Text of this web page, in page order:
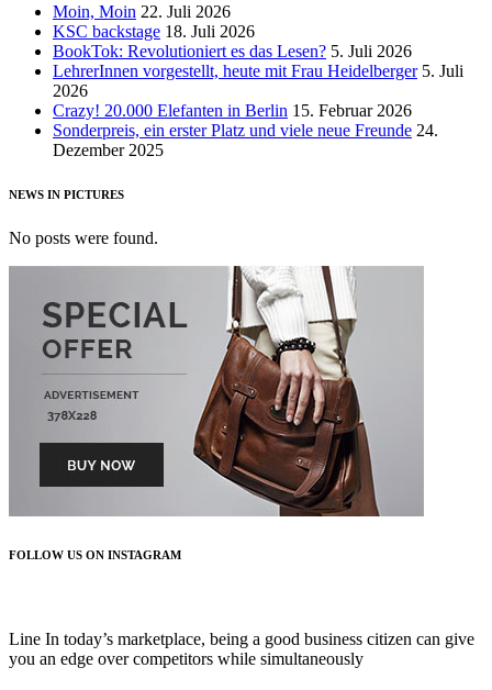
Moin, Moin 22. Juli 2026
KSC backstage 18. Juli 2026
BookTok: Revolutioniert es das Lesen? 5. Juli 2026
LehrerInnen vorgestellt, heute mit Frau Heidelberger 5. Juli
2026
Crazy! 20.000 Elefanten in Berlin 15. Februar 2026
Sonderpreis, ein erster Platz und viele neue Freunde 24.
Dezember 2025
NEWS IN PICTURES
No posts were found.
FOLLOW US ON INSTAGRAM
Line In today’s marketplace, being a good business citizen can give
you an edge over competitors while simultaneously